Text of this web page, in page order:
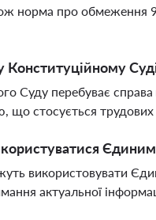
норма про обмеження
Суду перебуває
що стосується
використовувати
актуальної